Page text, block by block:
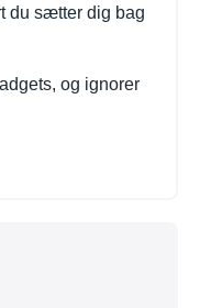
du sætter dig bag
og ignorer